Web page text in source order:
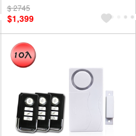
$ 2745
$1,399